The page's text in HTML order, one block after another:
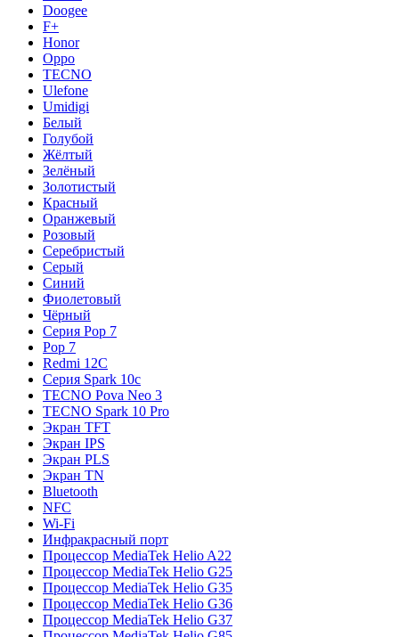
Doogee
F+
Honor
Oppo
TECNO
Ulefone
Umidigi
Белый
Голубой
Жёлтый
Зелёный
Золотистый
Красный
Оранжевый
Розовый
Серебристый
Серый
Синий
Фиолетовый
Чёрный
Серия Pop 7
Pop 7
Redmi 12C
Серия Spark 10c
TECNO Pova Neo 3
TECNO Spark 10 Pro
Экран TFT
Экран IPS
Экран PLS
Экран TN
Bluetooth
NFC
Wi-Fi
Инфракрасный порт
Процессор MediaTek Helio A22
Процессор MediaTek Helio G25
Процессор MediaTek Helio G35
Процессор MediaTek Helio G36
Процессор MediaTek Helio G37